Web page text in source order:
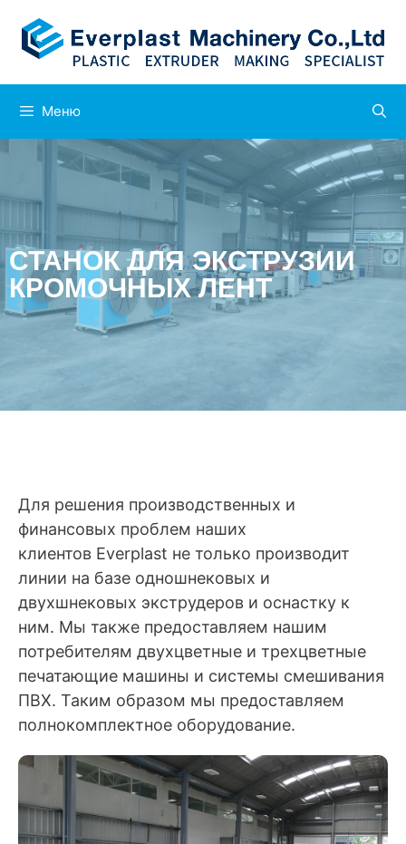
Меню
СТАНОК ДЛЯ ЭКСТРУЗИИ
КРОМОЧНЫХ ЛЕНТ
Для решения производственных и
финансовых проблем наших
клиентов Everplast не только производит
линии на базе одношнековых и
двухшнековых экструдеров и оснастку к
ним. Мы также предоставляем нашим
потребителям двухцветные и трехцветные
печатающие машины и системы смешивания
ПВХ. Таким образом мы предоставляем
полнокомплектное оборудование.